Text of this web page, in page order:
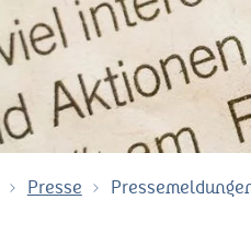
Presse